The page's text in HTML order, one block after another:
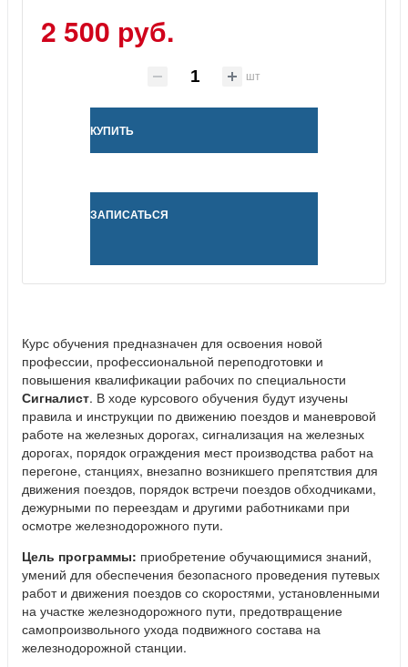
2 500 руб.
шт
КУПИТЬ
ЗАПИСАТЬСЯ
Курс обучения предназначен для освоения новой
профессии, профессиональной переподготовки и
повышения квалификации рабочих по специальности
Сигналист. В ходе курсового обучения будут изучены
правила и инструкции по движению поездов и маневровой
работе на железных дорогах, сигнализация на железных
дорогах, порядок ограждения мест производства работ на
перегоне, станциях, внезапно возникшего препятствия для
движения поездов, порядок встречи поездов обходчиками,
дежурными по переездам и другими работниками при
осмотре железнодорожного пути.
Цель программы: приобретение обучающимися знаний,
умений для обеспечения безопасного проведения путевых
работ и движения поездов со скоростями, установленными
на участке железнодорожного пути, предотвращение
самопроизвольного ухода подвижного состава на
железнодорожной станции.